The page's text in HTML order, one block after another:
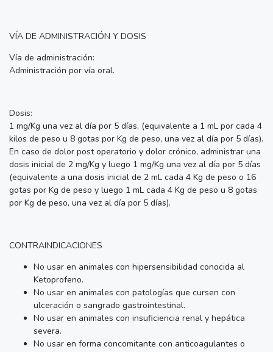
VÍA DE ADMINISTRACIÓN Y DOSIS
Vía de administración:
Administración por vía oral.
Dosis:
1 mg/Kg una vez al día por 5 días, (equivalente a 1 mL por cada 4
kilos de peso u 8 gotas por Kg de peso, una vez al día por 5 días).
En caso de dolor post operatorio y dolor crónico, administrar una
dosis inicial de 2 mg/Kg y luego 1 mg/Kg una vez al día por 5 días
(equivalente a una dosis inicial de 2 mL cada 4 Kg de peso o 16
gotas por Kg de peso y luego 1 mL cada 4 Kg de peso u 8 gotas
por Kg de peso, una vez al día por 5 días).
CONTRAINDICACIONES
No usar en animales con hipersensibilidad conocida al
Ketoprofeno.
No usar en animales con patologías que cursen con
ulceración o sangrado gastrointestinal.
No usar en animales con insuficiencia renal y hepática
severa.
No usar en forma concomitante con anticoagulantes o